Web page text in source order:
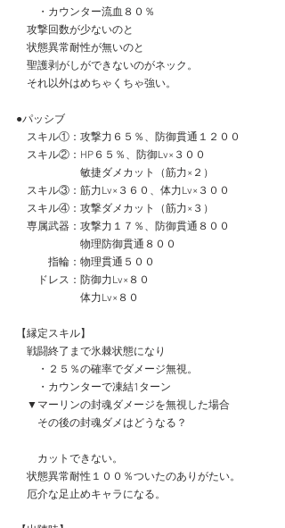
・カウンター流血８０％
攻撃回数が少ないのと
状態異常耐性が無いのと
聖護剥がしができないのがネック。
それ以外はめちゃくちゃ強い。
●パッシブ
スキル①：攻撃力６５％、防御貫通１２００
スキル②：HP６５％、防御Lv×３００
敏捷ダメカット（筋力×２）
スキル③：筋力Lv×３６０、体力Lv×３００
スキル④：攻撃ダメカット（筋力×３）
専属武器：攻撃力１７％、防御貫通８００
物理防御貫通８００
指輪：物理貫通５００
ドレス：防御力Lv×８０
体力Lv×８０
【縁定スキル】
戦闘終了まで氷棘状態になり
・２５％の確率でダメージ無視。
・カウンターで凍結1ターン
▼マーリンの封魂ダメージを無視した場合
その後の封魂ダメはどうなる？
カットできない。
状態異常耐性１００％ついたのありがたい。
厄介な足止めキャラになる。